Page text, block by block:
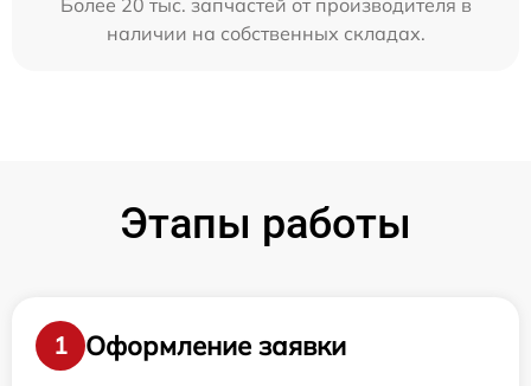
Более 20 тыс. запчастей от производителя в
наличии на собственных складах.
Этапы работы
1
Оформление заявки